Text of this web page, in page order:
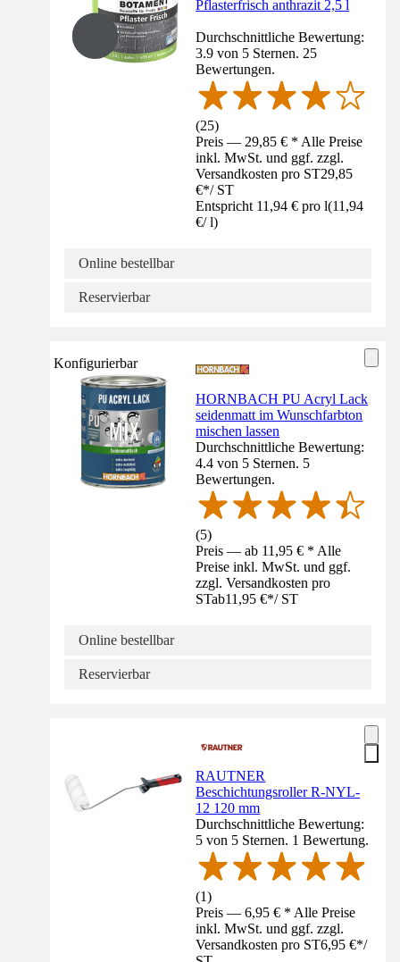
Pflasterfrisch anthrazit 2,5 l
Durchschnittliche Bewertung:
3.9 von 5 Sternen. 25
Bewertungen.
(25)
Preis — 29,85 € * Alle Preise
inkl. MwSt. und ggf. zzgl.
Versandkosten pro ST29,85
€*/ ST
Entspricht 11,94 € pro l(11,94
€/ l)
Online bestellbar
Reservierbar
Konfigurierbar
HORNBACH PU Acryl Lack
seidenmatt im Wunschfarbton
mischen lassen
Durchschnittliche Bewertung:
4.4 von 5 Sternen. 5
Bewertungen.
(5)
Preis — ab 11,95 € * Alle
Preise inkl. MwSt. und ggf.
zzgl. Versandkosten pro
STab11,95 €*/ ST
Online bestellbar
Reservierbar
RAUTNER
Beschichtungsroller R-NYL-
12 120 mm
Durchschnittliche Bewertung:
5 von 5 Sternen. 1 Bewertung.
(1)
Preis — 6,95 € * Alle Preise
inkl. MwSt. und ggf. zzgl.
Versandkosten pro ST6,95 €*/